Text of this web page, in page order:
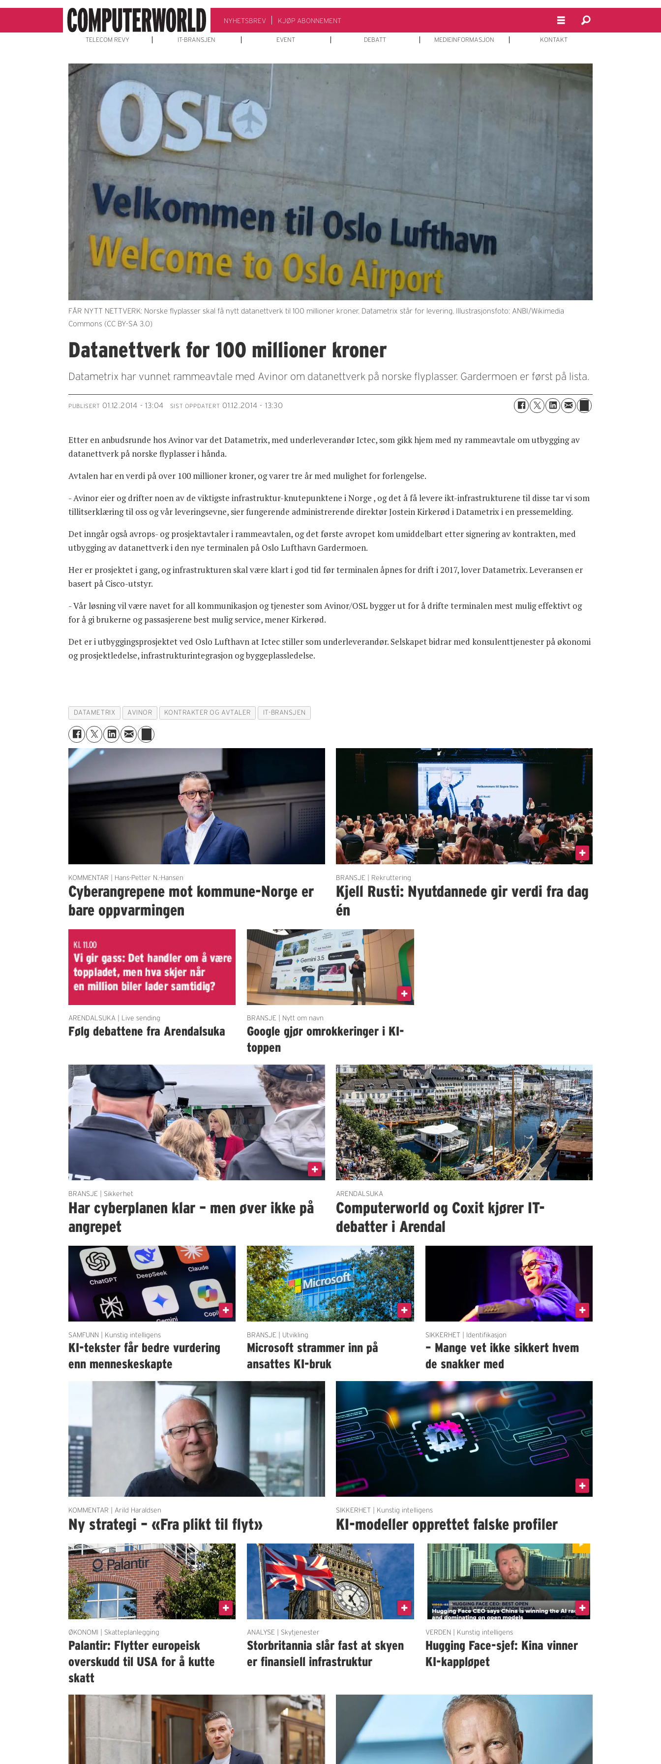
NYHETSBREV KJØP ABONNEMENT
TELECOM REVY IT-BRANSJEN EVENT DEBATT MEDIEINFORMASJON KONTAKT
FÅR NYTT NETTVERK: Norske flyplasser skal få nytt datanettverk til 100 millioner kroner. Datametrix står for levering. Illustrasjonsfoto: ANBI/Wikimedia
Commons (CC BY-SA 3.0)
Datanettverk for 100 millioner kroner
Datametrix har vunnet rammeavtale med Avinor om datanettverk på norske flyplasser. Gardermoen er først på lista.
PUBLISERT 01.12.2014 - 13:04 SIST OPPDATERT 01.12.2014 - 13:30
Etter en anbudsrunde hos Avinor var det Datametrix, med underleverandør Ictec, som gikk hjem med ny rammeavtale om utbygging av
datanettverk på norske flyplasser i hånda.
Avtalen har en verdi på over 100 millioner kroner, og varer tre år med mulighet for forlengelse.
- Avinor eier og drifter noen av de viktigste infrastruktur-knutepunktene i Norge , og det å få levere ikt-infrastrukturene til disse tar vi som
tillitserklæring til oss og vår leveringsevne, sier fungerende administrerende direktør Jostein Kirkerød i Datametrix i en pressemelding.
Det inngår også avrops- og prosjektavtaler i rammeavtalen, og det første avropet kom umiddelbart etter signering av kontrakten, med
utbygging av datanettverk i den nye terminalen på Oslo Lufthavn Gardermoen.
Her er prosjektet i gang, og infrastrukturen skal være klart i god tid før terminalen åpnes for drift i 2017, lover Datametrix. Leveransen er
basert på Cisco-utstyr.
- Vår løsning vil være navet for all kommunikasjon og tjenester som Avinor/OSL bygger ut for å drifte terminalen mest mulig effektivt og
for å gi brukerne og passasjerene best mulig service, mener Kirkerød.
Det er i utbyggingsprosjektet ved Oslo Lufthavn at Ictec stiller som underleverandør. Selskapet bidrar med konsulenttjenester på økonomi
og prosjektledelse, infrastrukturintegrasjon og byggeplassledelse.
DATAMETRIX AVINOR KONTRAKTER OG AVTALER IT-BRANSJEN
KOMMENTAR | Hans-Petter N.-Hansen
Cyberangrepene mot kommune-Norge er
bare oppvarmingen
BRANSJE | Rekruttering
Kjell Rusti: Nyutdannede gir verdi fra dag
én
ARENDALSUKA | Live sending
Følg debattene fra Arendalsuka
BRANSJE | Nytt om navn
Google gjør omrokkeringer i KI-
toppen
BRANSJE | Sikkerhet
Har cyberplanen klar – men øver ikke på
angrepet
ARENDALSUKA
Computerworld og Coxit kjører IT-
debatter i Arendal
SAMFUNN | Kunstig intelligens
KI-tekster får bedre vurdering
enn menneskeskapte
BRANSJE | Utvikling
Microsoft strammer inn på
ansattes KI-bruk
SIKKERHET | Identifikasjon
– Mange vet ikke sikkert hvem
de snakker med
KOMMENTAR | Arild Haraldsen
Ny strategi – «Fra plikt til flyt»
SIKKERHET | Kunstig intelligens
KI-modeller opprettet falske profiler
ØKONOMI | Skatteplanlegging
Palantir: Flytter europeisk
overskudd til USA for å kutte
skatt
ANALYSE | Skytjenester
Storbritannia slår fast at skyen
er finansiell infrastruktur
VERDEN | Kunstig intelligens
Hugging Face-sjef: Kina vinner
KI-kappløpet